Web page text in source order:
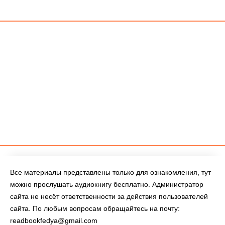
Все материалы представлены только для ознакомления, тут
можно прослушать аудиокнигу бесплатно. Администратор
сайта не несёт ответственности за действия пользователей
сайта. По любым вопросам обращайтесь на почту:
readbookfedya@gmail.com